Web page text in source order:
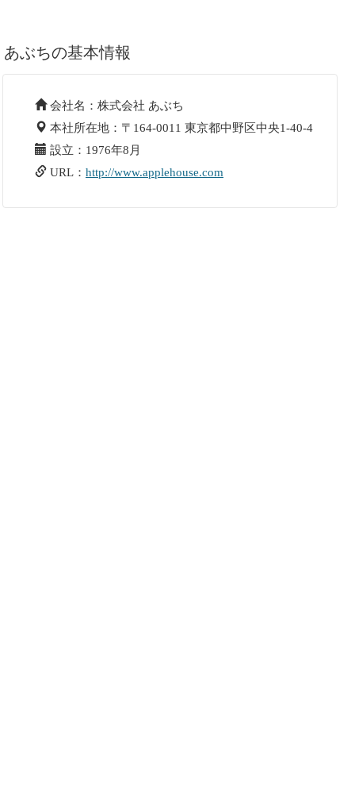
あぶちの基本情報
会社名：株式会社 あぶち
本社所在地：〒164-0011 東京都中野区中央1-40-4
設立：1976年8月
URL： http://www.applehouse.com